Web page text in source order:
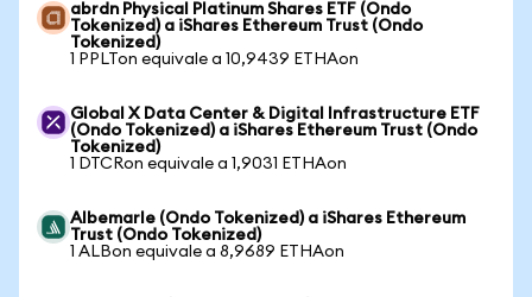
abrdn Physical Platinum Shares ETF (Ondo
Tokenized) a iShares Ethereum Trust (Ondo
Tokenized)
1 PPLTon equivale a 10,9439 ETHAon
Global X Data Center & Digital Infrastructure ETF
(Ondo Tokenized) a iShares Ethereum Trust (Ondo
Tokenized)
1 DTCRon equivale a 1,9031 ETHAon
Albemarle (Ondo Tokenized) a iShares Ethereum
Trust (Ondo Tokenized)
1 ALBon equivale a 8,9689 ETHAon